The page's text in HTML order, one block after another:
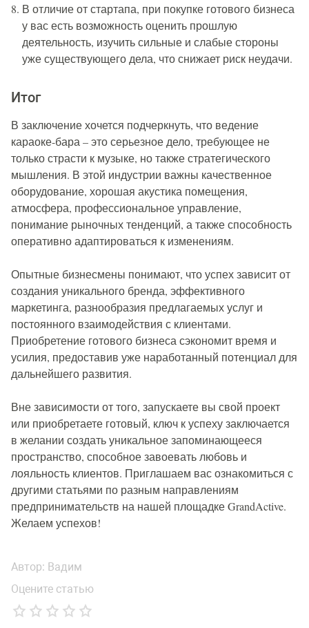
В отличие от стартапа, при покупке готового бизнеса
у вас есть возможность оценить прошлую
деятельность, изучить сильные и слабые стороны
уже существующего дела, что снижает риск неудачи.
Итог
В заключение хочется подчеркнуть, что ведение
караоке-бара – это серьезное дело, требующее не
только страсти к музыке, но также стратегического
мышления. В этой индустрии важны качественное
оборудование, хорошая акустика помещения,
атмосфера, профессиональное управление,
понимание рыночных тенденций, а также способность
оперативно адаптироваться к изменениям.
Опытные бизнесмены понимают, что успех зависит от
создания уникального бренда, эффективного
маркетинга, разнообразия предлагаемых услуг и
постоянного взаимодействия с клиентами.
Приобретение готового бизнеса сэкономит время и
усилия, предоставив уже наработанный потенциал для
дальнейшего развития.
Вне зависимости от того, запускаете вы свой проект
или приобретаете готовый, ключ к успеху заключается
в желании создать уникальное запоминающееся
пространство, способное завоевать любовь и
лояльность клиентов. Приглашаем вас ознакомиться с
другими статьями по разным направлениям
предпринимательств на нашей площадке GrandActive.
Желаем успехов!
Автор: Вадим
Оцените статью